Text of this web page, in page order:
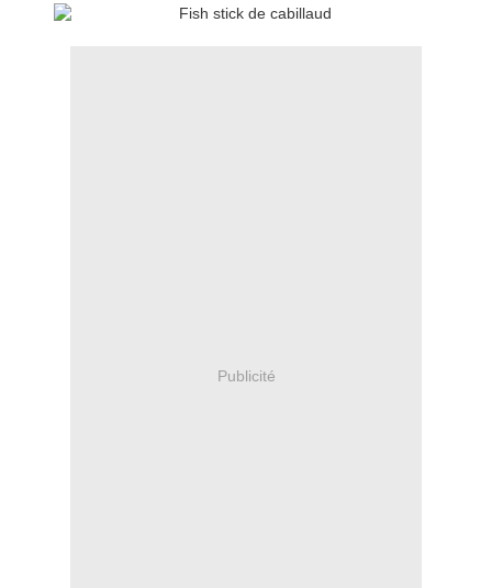
Publicité